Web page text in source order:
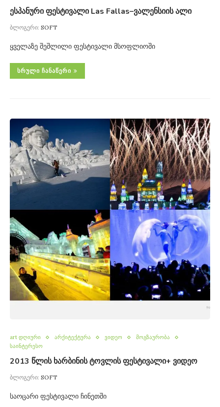
ესპანური ფესტივალი Las Fallas–ვალენსიის ალი
ბლოგერი: SOFT
ყველაზე შეშლილი ფესტივალი მსოფლიოში
ᲡᲠᲣᲚᲘ ᲩᲐᲜᲐᲬᲔᲠᲘ
art დღიური არქიტექტურა ვიდეო
მოგზაურობა
საინტერესო
2013 წლის ხარბინის ტოვლის ფესტივალი+ ვიდეო
ბლოგერი: SOFT
საოცარი ფესტივალი ჩინეთში